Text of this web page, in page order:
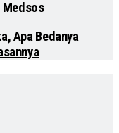
Medsos
Apa Bedanya